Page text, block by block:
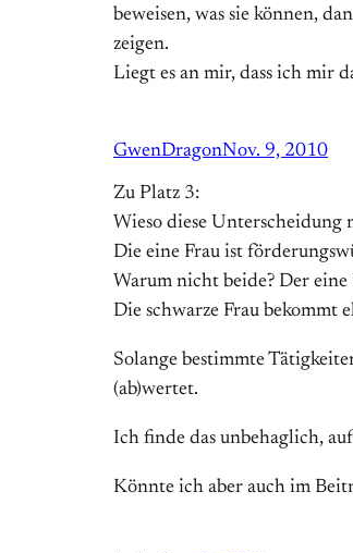
beweisen, was sie können,
zeigen.
Liegt es an mir, dass ich mir
GwenDragonNov. 9, 2010
Zu Platz 3:
Wieso diese
Die eine Frau ist
Warum nicht beide? Der
Die schwarze Frau bekommt
Solange bestimmte
(ab)wertet.
Ich finde das unbehaglich,
Könnte ich aber auch im